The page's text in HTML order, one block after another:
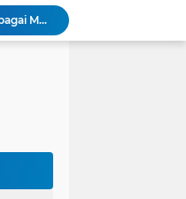
Presiden Diminta Jadikan Pertemuan dengan Kepala Daerah sebagai Momentum Reformasi Sistemik
SatuPena Sumbar dan Sumbar Talenta Bertemu Alumni MBNNS, Gagas Program Bersama di Bidang Sastra dan Seni Budaya